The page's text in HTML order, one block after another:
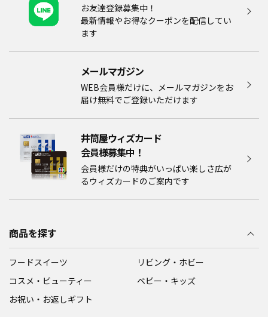
お友達登録募集中！
最新情報やお得なクーポンを配信してい
ます
メールマガジン​
WEB会員様だけに、メールマガジンをお
届け無料でご登録いただけます
井筒屋ウィズカード
会員様募集中！​​
会員様だけの特典がいっぱい楽しさ広が
るウィズカードのご案内です
商品を探す
フードスイーツ
リビング・ホビー
コスメ・ビューティー
ベビー・キッズ
お祝い・お返しギフト